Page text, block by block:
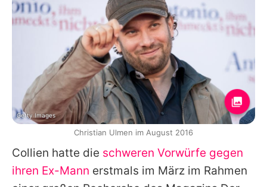
Collien hatte die schweren Vorwürfe gegen
ihren Ex-Mann erstmals im März im Rahmen
Getty Images
Christian Ulmen im August 2016